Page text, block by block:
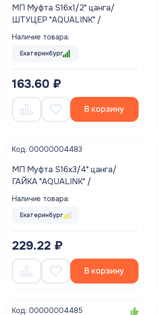
МП Муфта S16х1/2" цанга/
ШТУЦЕР "AQUALINK" /
Наличие товара:
Екатеринбург
163.60 ₽
В корзину
Код: 00000004483
МП Муфта S16х3/4" цанга/
ГАЙКА "AQUALINK" /
Наличие товара:
Екатеринбург
229.22 ₽
В корзину
Код: 00000004485